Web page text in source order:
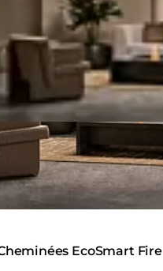
EcoSmart Fire